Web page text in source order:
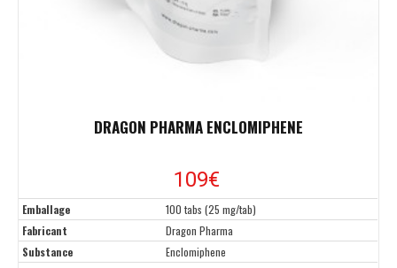
DRAGON PHARMA ENCLOMIPHENE
109€
Emballage
100 tabs (25 mg/tab)
Fabricant
Dragon Pharma
Substance
Enclomiphene